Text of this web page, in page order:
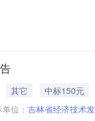
见附件中的合同文件
其它
中标150元
位： 吉林省经济技术